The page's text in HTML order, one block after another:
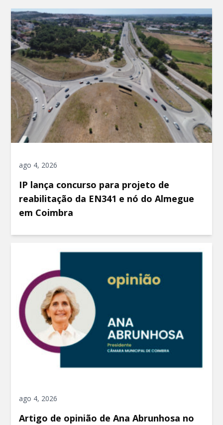
ago 4, 2026
IP lança concurso para projeto de
reabilitação da EN341 e nó do Almegue
em Coimbra
ago 4, 2026
Artigo de opinião de Ana Abrunhosa no